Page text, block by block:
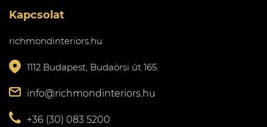
Kapcsolat
richmondinteriors.hu
1112 Budapest, Budaörsi út 165.
info@richmondinteriors.hu
+36 (30) 083 5200